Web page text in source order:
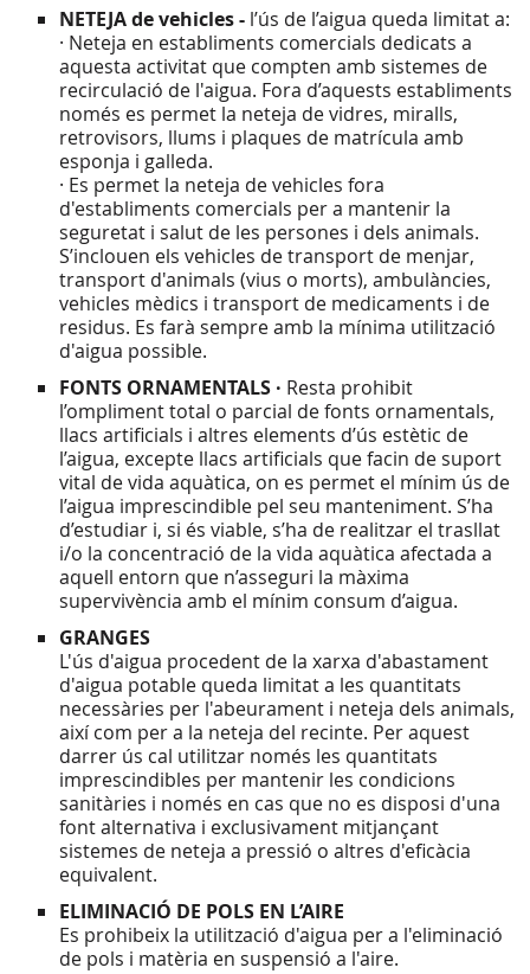
NETEJA de vehicles - l’ús de l’aigua queda limitat a:
· Neteja en establiments comercials dedicats a
aquesta activitat que compten amb sistemes de
recirculació de l'aigua. Fora d’aquests establiments
només es permet la neteja de vidres, miralls,
retrovisors, llums i plaques de matrícula amb
esponja i galleda.
· Es permet la neteja de vehicles fora
d'establiments comercials per a mantenir la
seguretat i salut de les persones i dels animals.
S’inclouen els vehicles de transport de menjar,
transport d'animals (vius o morts), ambulàncies,
vehicles mèdics i transport de medicaments i de
residus. Es farà sempre amb la mínima utilització
d'aigua possible.
FONTS ORNAMENTALS · Resta prohibit
l’ompliment total o parcial de fonts ornamentals,
llacs artificials i altres elements d’ús estètic de
l’aigua, excepte llacs artificials que facin de suport
vital de vida aquàtica, on es permet el mínim ús de
l’aigua imprescindible pel seu manteniment. S’ha
d’estudiar i, si és viable, s’ha de realitzar el trasllat
i/o la concentració de la vida aquàtica afectada a
aquell entorn que n’asseguri la màxima
supervivència amb el mínim consum d’aigua.
GRANGES
L'ús d'aigua procedent de la xarxa d'abastament
d'aigua potable queda limitat a les quantitats
necessàries per l'abeurament i neteja dels animals,
així com per a la neteja del recinte. Per aquest
darrer ús cal utilitzar només les quantitats
imprescindibles per mantenir les condicions
sanitàries i només en cas que no es disposi d'una
font alternativa i exclusivament mitjançant
sistemes de neteja a pressió o altres d'eficàcia
equivalent.
ELIMINACIÓ DE POLS EN L’AIRE
Es prohibeix la utilització d'aigua per a l'eliminació
de pols i matèria en suspensió a l'aire.